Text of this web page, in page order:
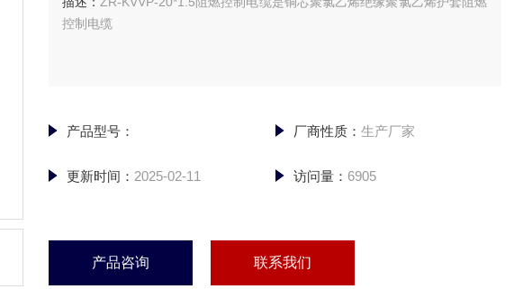
控制电缆
产品型号： 厂商性质： 生产厂家
更新时间： 2025-02-11 访问量： 6905
产品咨询 联系我们